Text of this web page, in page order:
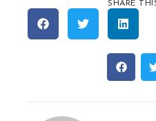
SHARE